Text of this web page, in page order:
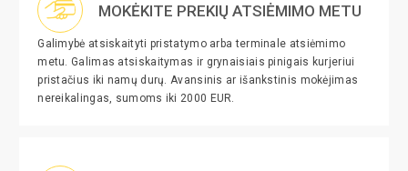
MOKĖKITE PREKIŲ ATSIĖMIMO METU
Galimybė atsiskaityti pristatymo arba terminale atsiėmimo
metu. Galimas atsiskaitymas ir grynaisiais pinigais kurjeriui
pristačius iki namų durų. Avansinis ar išankstinis mokėjimas
nereikalingas, sumoms iki 2000 EUR.